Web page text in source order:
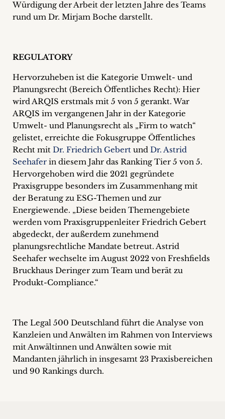
Würdigung der Arbeit der letzten Jahre des Teams
rund um Dr. Mirjam Boche darstellt.
REGULATORY
Hervorzuheben ist die Kategorie Umwelt- und
Planungsrecht (Bereich Öffentliches Recht): Hier
wird ARQIS erstmals mit 5 von 5 gerankt. War
ARQIS im vergangenen Jahr in der Kategorie
Umwelt- und Planungsrecht als „Firm to watch“
gelistet, erreichte die Fokusgruppe Öffentliches
Recht mit Dr. Friedrich Gebert und Dr. Astrid
Seehafer in diesem Jahr das Ranking Tier 5 von 5.
Hervorgehoben wird die 2021 gegründete
Praxisgruppe besonders im Zusammenhang mit
der Beratung zu ESG-Themen und zur
Energiewende. „Diese beiden Themengebiete
werden vom Praxisgruppenleiter Friedrich Gebert
abgedeckt, der außerdem zunehmend
planungsrechtliche Mandate betreut. Astrid
Seehafer wechselte im August 2022 von Freshfields
Bruckhaus Deringer zum Team und berät zu
Produkt-Compliance.“
The Legal 500 Deutschland führt die Analyse von
Kanzleien und Anwälten im Rahmen von Interviews
mit Anwältinnen und Anwälten sowie mit
Mandanten jährlich in insgesamt 23 Praxisbereichen
und 90 Rankings durch.